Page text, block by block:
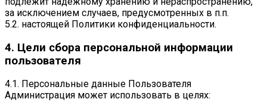
за исключением случаев, предусмотренных в п.п.
5.2. настоящей Политики конфиденциальности.
4. Цели сбора персональной информации
пользователя
4.1. Персональные данные Пользователя
Администрация может использовать в целях: